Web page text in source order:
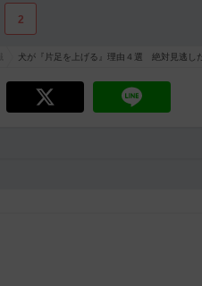
2
犬が『片足を上げる』理由４選 絶対見逃し